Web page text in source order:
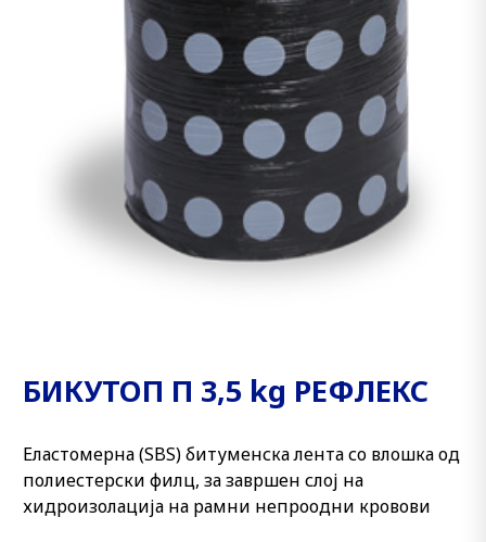
БИКУТОП П 3,5 kg РЕФЛЕКС
Еластомерна (SBS) битуменска лента со влошка од
полиестерски филц, за завршен слој на
хидроизолација на рамни непроодни кровови